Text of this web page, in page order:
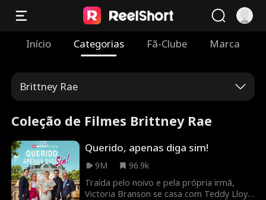
Início Categorias Fã-Clube Marca
Brittney Rae
Coleção de Filmes Brittney Rae
Querido, apenas diga sim!
9M
96.9k
Traída pelo noivo e pela própria irmã,
Victoria Branson se casa com Teddy Lloyd